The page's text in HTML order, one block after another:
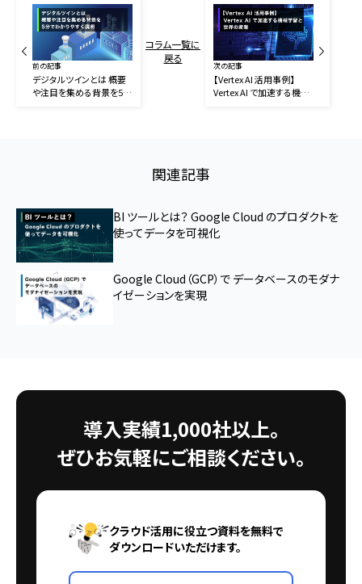
前の記事
デジタルツインとは 概要
や注目を集める背景を5分
コラム一覧に
戻る
次の記事
【Vertex AI 活用事例】
Vertex AI で加速する機械
関連記事
BI ツールとは？ Google Cloud のプロダクトを
使ってデータを可視化
Google Cloud（GCP）で データベースのモダナ
イゼーションを実現
導入実績1,000社以上。
ぜひお気軽にご相談ください。
クラウド活用に役立つ資料を無料で
ダウンロードいただけます。